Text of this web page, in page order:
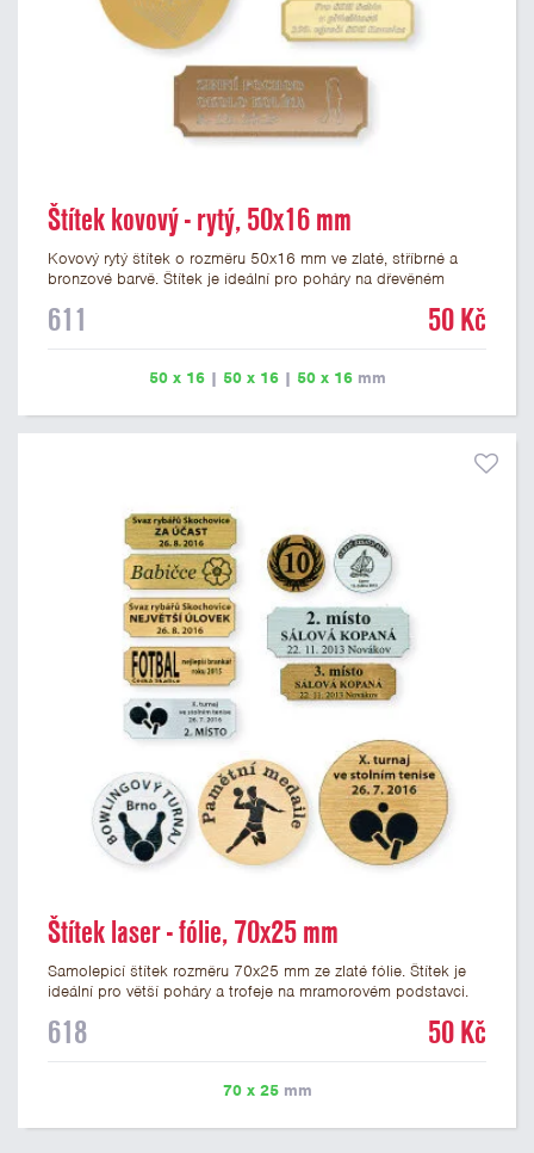
Štítek kovový - rytý, 50x16 mm
Kovový rytý štítek o rozměru 50x16 mm ve zlaté, stříbrné a
bronzové barvě. Štítek je ideální pro poháry na dřevěném
nebo text. U textu doporučujeme maximálně 3 řádky, aby byla
možné přiložit v prvním kroku objednávky.
611 50 Kč
50 x 16| 50 x 16| 50 x 16mm
Štítek laser - fólie, 70x25 mm
Samolepicí štítek rozměru 70x25 mm ze zlaté fólie. Štítek je
ideální pro větší poháry a trofeje na mramorovém podstavci.
textu doporučujeme maximálně 3 řádky, aby byla zachována
prvním kroku objednávky.
618 50 Kč
70 x 25mm